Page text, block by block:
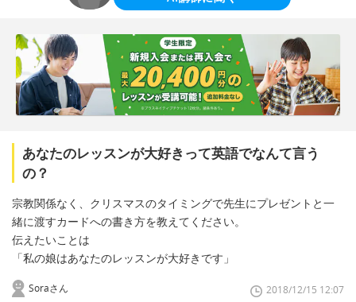
あなたのレッスンが大好きって英語でなんて言う
の？
宗教関係なく、クリスマスのタイミングで先生にプレゼントと一
緒に渡すカードへの書き方を教えてください。
伝えたいことは
「私の娘はあなたのレッスンが大好きです」
Soraさん 2018/12/15 12:07